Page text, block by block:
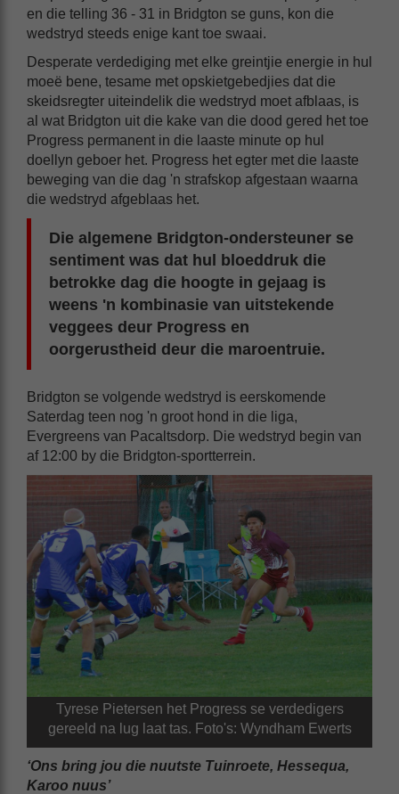
en die telling 36 - 31 in Bridgton se guns, kon die
wedstryd steeds enige kant toe swaai.
Desperate verdediging met elke greintjie energie in hul
moeë bene, tesame met opskietgebedjies dat die
skeidsregter uiteindelik die wedstryd moet afblaas, is
al wat Bridgton uit die kake van die dood gered het toe
Progress permanent in die laaste minute op hul
doellyn geboer het. Progress het egter met die laaste
beweging van die dag 'n strafskop afgestaan waarna
die wedstryd afgeblaas het.
Die algemene Bridgton-ondersteuner se
sentiment was dat hul bloeddruk die
betrokke dag die hoogte in gejaag is
weens 'n kombinasie van uitstekende
veggees deur Progress en
oorgerustheid deur die maroentruie.
Bridgton se volgende wedstryd is eerskomende
Saterdag teen nog 'n groot hond in die liga,
Evergreens van Pacaltsdorp. Die wedstryd begin van
af 12:00 by die Bridgton-sportterrein.
Tyrese Pietersen het Progress se verdedigers
gereeld na lug laat tas. Foto's: Wyndham Ewerts
‘Ons bring jou die nuutste Tuinroete, Hessequa,
Karoo nuus’